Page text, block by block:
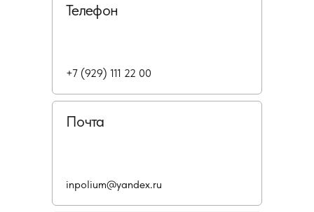
Телефон
Почта
+7 (929) 111 22 00
inpolium@yandex.ru